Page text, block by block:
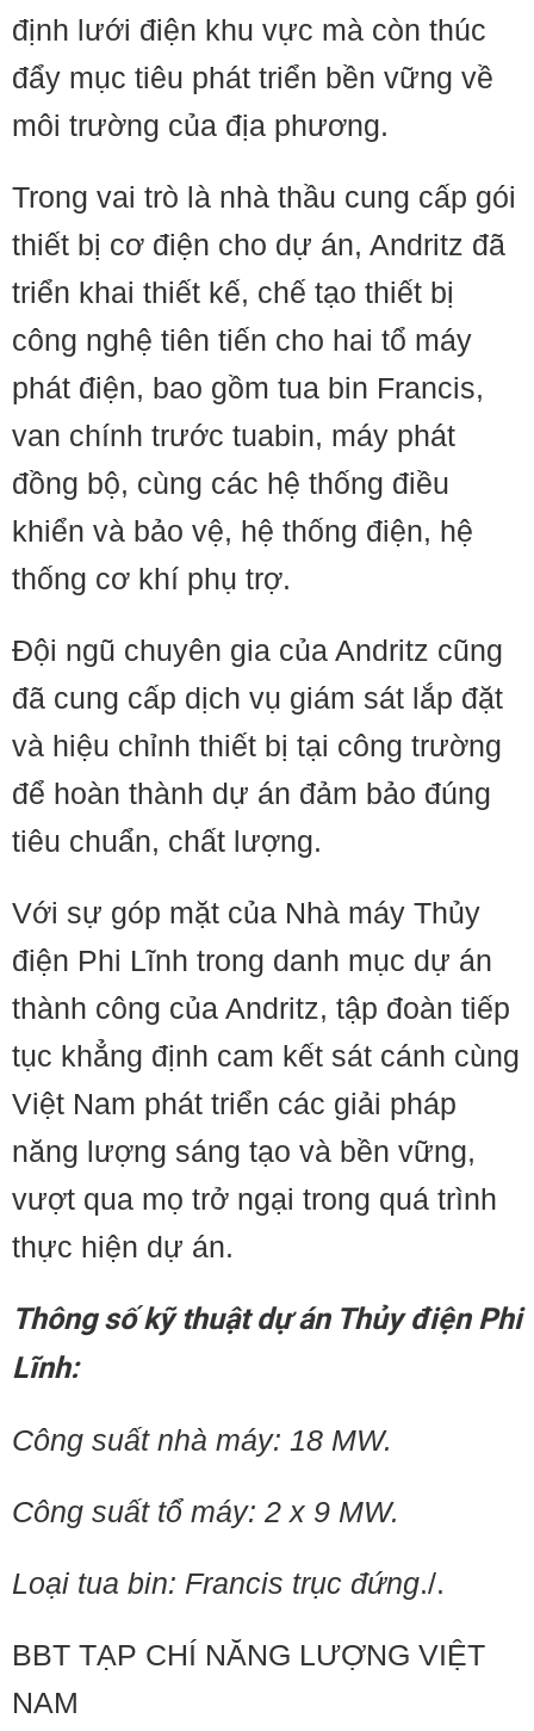
định lưới điện khu vực mà còn thúc
đẩy mục tiêu phát triển bền vững về
môi trường của địa phương.
Trong vai trò là nhà thầu cung cấp gói
thiết bị cơ điện cho dự án, Andritz đã
triển khai thiết kế, chế tạo thiết bị
công nghệ tiên tiến cho hai tổ máy
phát điện, bao gồm tua bin Francis,
van chính trước tuabin, máy phát
đồng bộ, cùng các hệ thống điều
khiển và bảo vệ, hệ thống điện, hệ
thống cơ khí phụ trợ.
Đội ngũ chuyên gia của Andritz cũng
đã cung cấp dịch vụ giám sát lắp đặt
và hiệu chỉnh thiết bị tại công trường
để hoàn thành dự án đảm bảo đúng
tiêu chuẩn, chất lượng.
Với sự góp mặt của Nhà máy Thủy
điện Phi Lĩnh trong danh mục dự án
thành công của Andritz, tập đoàn tiếp
tục khẳng định cam kết sát cánh cùng
Việt Nam phát triển các giải pháp
năng lượng sáng tạo và bền vững,
vượt qua mọ trở ngại trong quá trình
thực hiện dự án.
Thông số kỹ thuật dự án Thủy điện Phi
Lĩnh:
Công suất nhà máy: 18 MW.
Công suất tổ máy: 2 x 9 MW.
Loại tua bin: Francis trục đứng./.
BBT TẠP CHÍ NĂNG LƯỢNG VIỆT
NAM